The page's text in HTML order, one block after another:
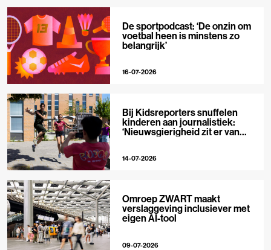
De sportpodcast: ‘De onzin om
voetbal heen is minstens zo
belangrijk’
16-07-2026
Bij Kidsreporters snuffelen
kinderen aan journalistiek:
‘Nieuwsgierigheid zit er van
14-07-2026
Omroep ZWART maakt
verslaggeving inclusiever met
eigen AI-tool
09-07-2026